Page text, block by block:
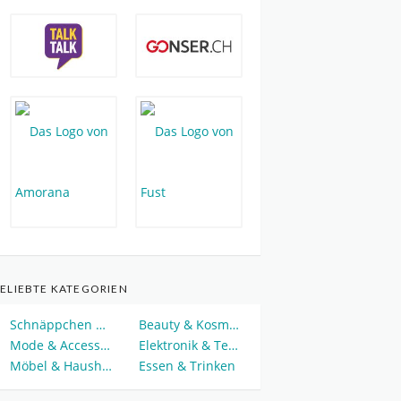
KATEGORIEN
Schnäppchen & Deals
Beauty & Kosmetik
Mode & Accessoires
Elektronik & Technik
Möbel & Haushalt
Essen & Trinken